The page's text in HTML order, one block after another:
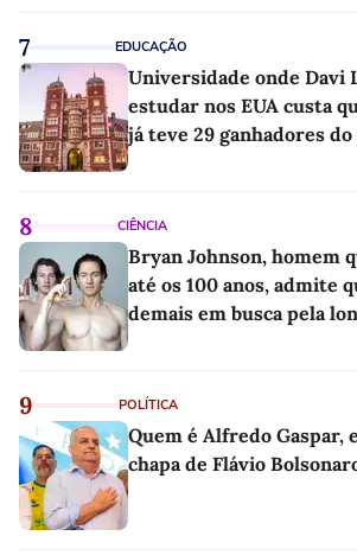
7 EDUCAÇÃO
Universidade onde Davi
estudar nos EUA custa
já teve 29 ganhadores
8 CIÊNCIA
Bryan Johnson, homem
até os 100 anos, admite
demais em busca pela
9 POLÍTICA
Quem é Alfredo Gaspar,
chapa de Flávio